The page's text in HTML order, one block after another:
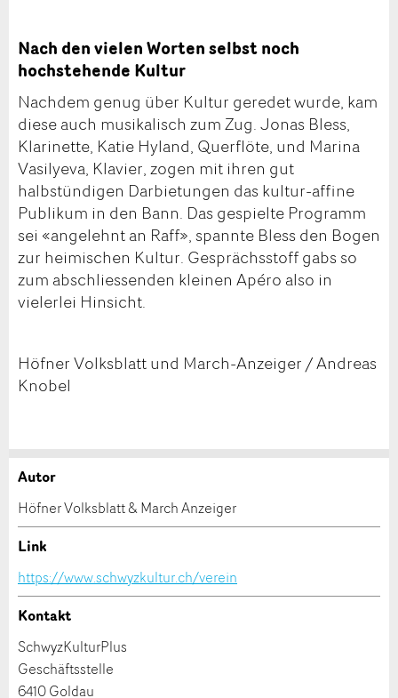
Nach den vielen Worten selbst noch
hochstehende Kultur
Nachdem genug über Kultur geredet wurde, kam
diese auch musikalisch zum Zug. Jonas Bless,
Klarinette, Katie Hyland, Querflöte, und Marina
Vasilyeva, Klavier, zogen mit ihren gut
halbstündigen Darbietungen das kultur-affine
Publikum in den Bann. Das gespielte Programm
sei «angelehnt an Raff», spannte Bless den Bogen
zur heimischen Kultur. Gesprächsstoff gabs so
zum abschliessenden kleinen Apéro also in
vielerlei Hinsicht.
Höfner Volksblatt und March-Anzeiger / Andreas
Knobel
Anzeige beanstanden
Ihr Feedback wird sehr geschätzt!
Allgemeines Feedback
Anzeige nicht mehr gültig
Anzeige weiterempfehlen
Empfehlen Sie diese Anzeige an Freunde weiter.
Autor
Höfner Volksblatt & March Anzeiger
Link
https://www.schwyzkultur.ch/verein
Kontakt
SchwyzKulturPlus
Geschäftsstelle
6410 Goldau